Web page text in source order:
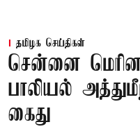
தமிழக செய்திகள்
சென்னை
பாலியல்
கைது